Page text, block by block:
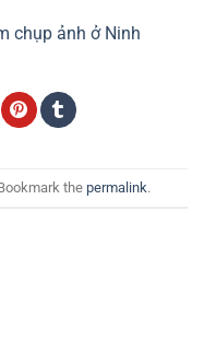
chụp ảnh ở Ninh
the permalink.